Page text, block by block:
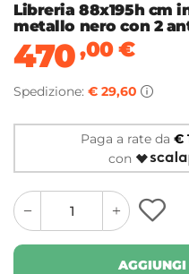
Libreria 88x195h cm
metallo nero con 2
470,00€
Spedizione: € 29,60
Paga a rate da €
con
quantity
button
quantity
minus
button